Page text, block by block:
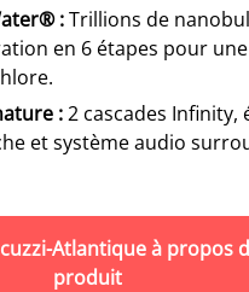
:Trillions de
en 6 étapes pour
:2 cascades Infinity,
et système audio
Atlantique à propos
produit